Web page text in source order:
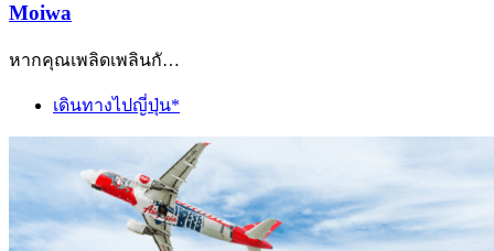
Moiwa
หากคุณเพลิดเพลินกั…
เดินทางไปญี่ปุ่น*